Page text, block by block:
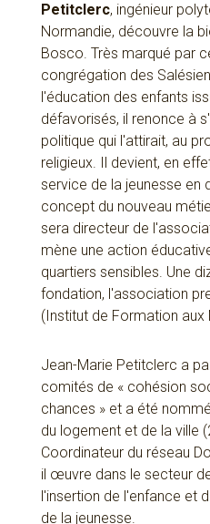
Petitclerc, ingénieur
Normandie, découvre la
Bosco. Très marqué par
congrégation des
l'éducation des enfants
défavorisés, il renonce à
politique qui l'attirait, au
religieux. Il devient, en
service de la jeunesse en
concept du nouveau
sera directeur de
mène une action
quartiers sensibles. Une
fondation, l'association
(Institut de Formation aux
Jean-Marie Petitclerc a
comités de « cohésion
chances » et a été
du logement et de la ville
Coordinateur du réseau
il œuvre dans le secteur
l'insertion de l'enfance et
de la jeunesse.